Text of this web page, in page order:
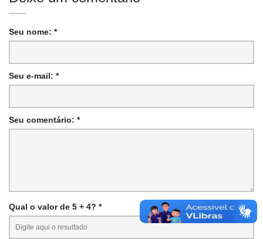
Seu nome: *
Seu e-mail: *
Seu comentário: *
Qual o valor de 5 + 4? *